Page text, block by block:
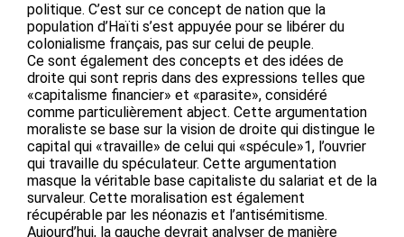
politique. C’est sur ce concept de nation que la
population d’Haïti s’est appuyée pour se libérer du
colonialisme français, pas sur celui de peuple.
Ce sont également des concepts et des idées de
droite qui sont repris dans des expressions telles que
«capitalisme financier» et «parasite», considéré
comme particulièrement abject. Cette argumentation
moraliste se base sur la vision de droite qui distingue le
capital qui «travaille» de celui qui «spécule»1, l’ouvrier
qui travaille du spéculateur. Cette argumentation
masque la véritable base capitaliste du salariat et de la
survaleur. Cette moralisation est également
récupérable par les néonazis et l’antisémitisme.
Aujourd’hui, la gauche devrait analyser de manière